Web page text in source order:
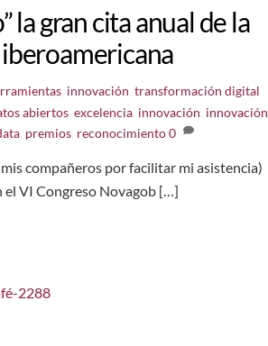
gran cita anual de la
innovación ,transformación digital
abiertos ,excelencia innovación innovación
premios reconocimiento0
compañeros por facilitar mi asistencia)
el VI Congreso Novagob […]